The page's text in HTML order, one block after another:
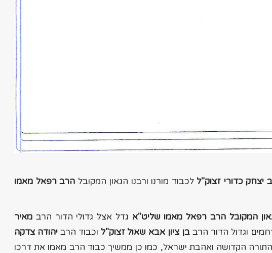
יצחק כדורי זצוק"ל לכבוד מורנו ורבנו הגאון המקובל הרב רפאל מאמו
המקובל הרב רפאל מאמו שליט"א גדל אצל גדולי הדור הרב מאיר
וגדול הדור הרב בן ציון אבא שאול זצוק"ל וכבוד הרביהודה צדקה
הקדושה ואהבת ישראל, כמו כן ממשיך כבוד הרב מאמו את דרכו